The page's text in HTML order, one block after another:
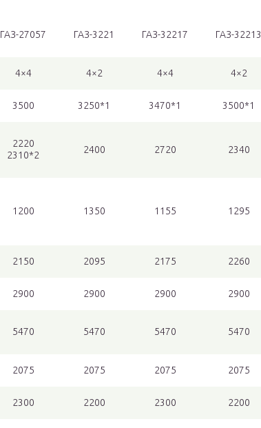
ГАЗ-27057 ГАЗ-3221 ГАЗ-32217 ГАЗ-32213
4×4 4×2 4×4 4×2
3500 3250*1 3470*1 3500*1
2220
2310*2
2400 2720 2340
1200 1350 1155 1295
2150 2095 2175 2260
2900 2900 2900 2900
5470 5470 5470 5470
2075 2075 2075 2075
2300 2200 2300 2200